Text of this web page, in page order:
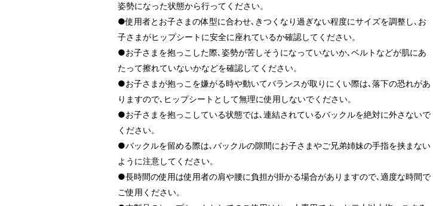
姿勢になった状態から行ってください。
●使用者とお子さまの体型に合わせ､きつくなり過ぎない程度にサイズを調整し､お
子さまがヒップシートに安全に座れているか確認してください。
●お子さまを抱っこした際､姿勢が苦しそうになっていないか､ベルトなどが肌にあ
たって擦れていないかなどを確認してください。
●お子さまが抱っこを嫌がる時や動いてバランスが取りにくい際は､落下の恐れがあ
りますので､ヒップシートとして無理に使用しないでください。
●お子さまを抱っこしている状態では､連結されているバックルを絶対に外さないで
ください。
●バックルを留める際は､バックルの隙間にお子さまやご兄弟姉妹の手指を挟まない
ように注意してください。
●長時間の使用は使用者の肩や腰に負担が掛かる場合がありますので､適度な時間で
ご使用ください。